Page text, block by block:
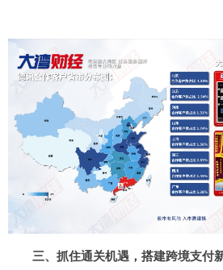
三、抓住通关机遇，搭建跨境支付